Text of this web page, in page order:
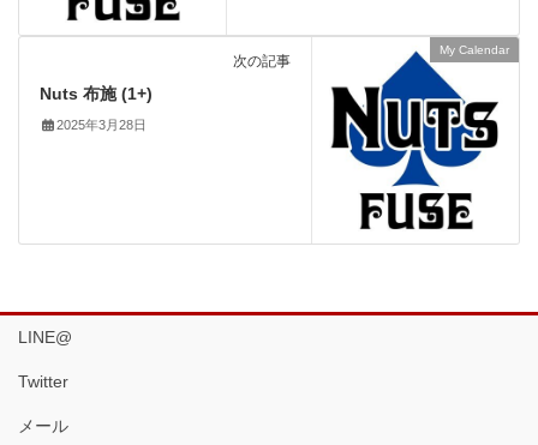
My Calendar
次の記事
Nuts 布施 (1+)
2025年3月28日
LINE@
Twitter
メール